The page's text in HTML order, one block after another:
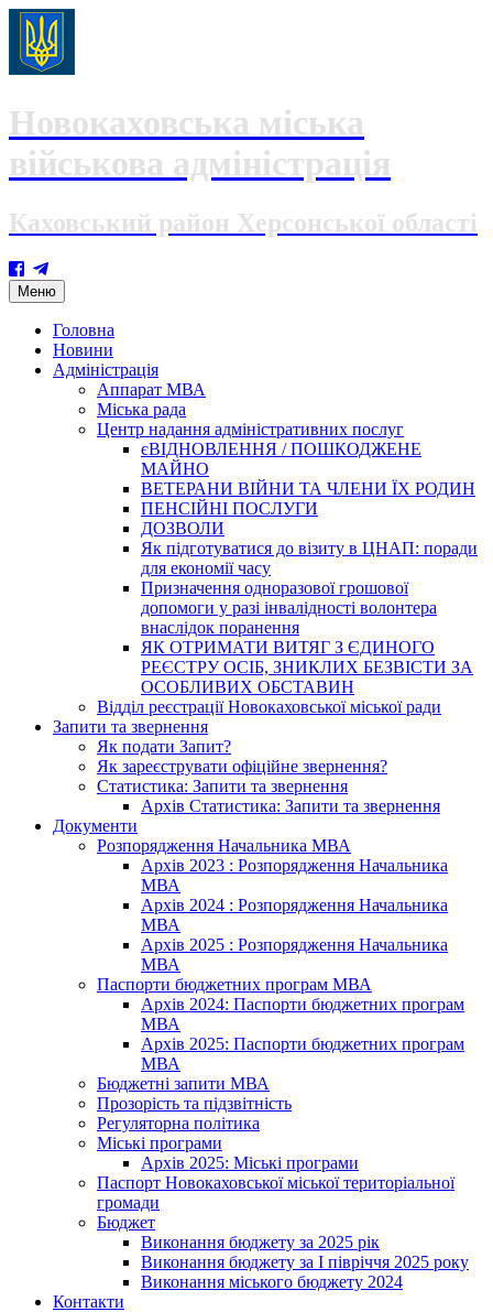
Новокаховська міська
військова адміністрація
Каховський район Херсонської області
Меню Skip
to
content
Головна
Новини
Адміністрація
Аппарат МВА
Міська рада
Центр надання адміністративних послуг
єВІДНОВЛЕННЯ / ПОШКОДЖЕНЕ
МАЙНО
ВЕТЕРАНИ ВІЙНИ ТА ЧЛЕНИ ЇХ РОДИН
ПЕНСІЙНІ ПОСЛУГИ
ДОЗВОЛИ
Як підготуватися до візиту в ЦНАП: поради
для економії часу
Призначення одноразової грошової
допомоги у разі інвалідності волонтера
внаслідок поранення
ЯК ОТРИМАТИ ВИТЯГ З ЄДИНОГО
РЕЄСТРУ ОСІБ, ЗНИКЛИХ БЕЗВІСТИ ЗА
ОСОБЛИВИХ ОБСТАВИН
Відділ реєстрації Новокаховської міської ради
Запити та звернення
Як подати Запит?
Як зареєструвати офіційне звернення?
Статистика: Запити та звернення
Архів Статистика: Запити та звернення
Документи
Розпорядження Начальника МВА
Архів 2023 : Розпорядження Начальника
МВА
Архів 2024 : Розпорядження Начальника
МВА
Архів 2025 : Розпорядження Начальника
МВА
Паспорти бюджетних програм МВА
Архів 2024: Паспорти бюджетних програм
МВА
Архів 2025: Паспорти бюджетних програм
МВА
Бюджетні запити МВА
Прозорість та підзвітність
Регуляторна політика
Міські програми
Архів 2025: Міські програми
Паспорт Новокаховської міської територіальної
громади
Бюджет
Виконання бюджету за 2025 рік
Виконання бюджету за І півріччя 2025 року
Виконання міського бюджету 2024
Контакти